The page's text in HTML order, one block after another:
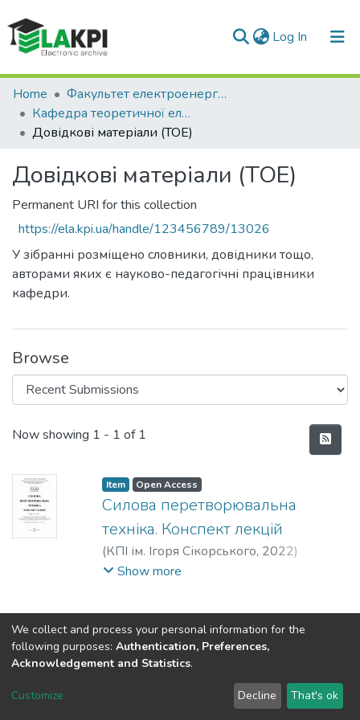
Log In (current)
Communities & Collections
All of DSpace
Home
Факультет електроенерготехніки та автоматики (ФЕА)
Кафедра теоретичної електротехніки (ТОЕ)
Довідкові матеріали (ТОЕ)
Довідкові матеріали (ТОЕ)
Permanent URI for this collection
https://ela.kpi.ua/handle/123456789/13026
У зібранні розміщено словники, довідники тощо,
авторами яких є науково-педагогічні працівники
кафедри.
Browse
Recent Submissions
Now showing 1 - 1 of 1
Item Open Access
Силова перетворювальна
техніка. Конспект лекцій
(КПІ ім. Ігоря Сікорського, 2022)
Сенько, Віталій Іванович
Вікторович
Show more
DSpace software copyright © 2002-2026 LYRASIS
Send Feedback
We collect and process your personal information for the
following purposes: Authentication, Preferences,
Acknowledgement and Statistics.
Customize Decline That's ok